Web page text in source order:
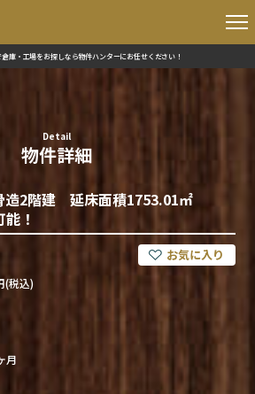
・工場をお探しなら物件ハンターにお任せください！
Detail
物件詳細
2階建 延床面積1753.01㎡
！
(税込)
月